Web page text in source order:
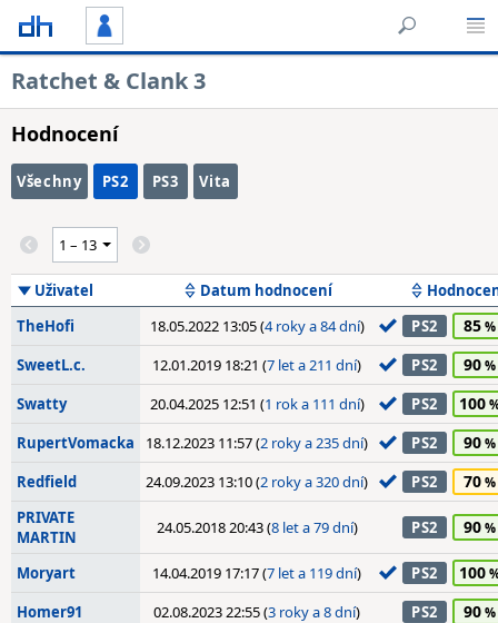
Ratchet & Clank 3
Hodnocení
Všechny PS2 PS3 Vita
Uživatel Datum hodnocení
TheHofi
18.05.2022 13:05 (4 roky a 84 dní) PS2 85
SweetL.c. 12.01.2019 18:21 (7 let a 211 dní) PS2 90
Swatty 20.04.2025 12:51 (1 rok a 111 dní) PS2 100
RupertVomacka 18.12.2023 11:57 (2 roky a 235 dní) PS2 90
Redfield 24.09.2023 13:10 (2 roky a 320 dní) PS2 70
PRIVATE
MARTIN
24.05.2018 20:43 (8 let a 79 dní) PS2 90
Moryart 14.04.2019 17:17 (7 let a 119 dní) PS2 100
Homer91 02.08.2023 22:55 (3 roky a 8 dní) PS2 90